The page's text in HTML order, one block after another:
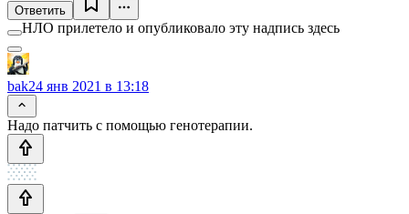
Ответить
НЛО прилетело и опубликовало эту надпись здесь
bak24 янв 2021 в 13:18
Надо патчить с помощью генотерапии.